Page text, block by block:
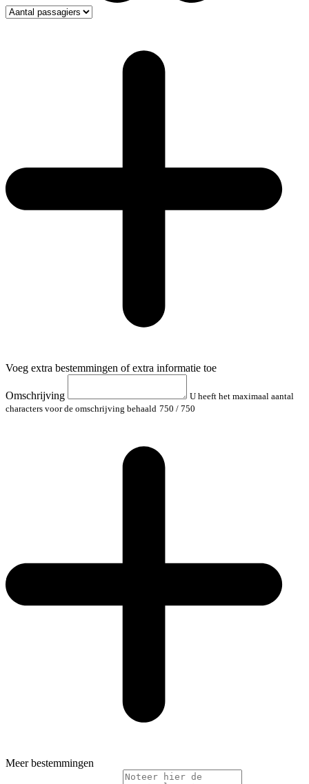
Voeg extra bestemmingen of extra informatie toe
Omschrijving
U heeft het maximaal aantal
characters voor de omschrijving behaald 750 / 750
Meer bestemmingen